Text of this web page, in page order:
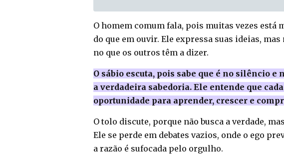
O homem comum fala, pois muitas vezes está
do que em ouvir. Ele expressa suas ideias,
no que os outros têm a dizer.
O sábio escuta, pois sabe que é no silêncio e
a verdadeira sabedoria. Ele entende que
oportunidade para aprender, crescer e
O tolo discute, porque não busca a verdade,
Ele se perde em debates vazios, onde o ego
a razão é sufocada pelo orgulho.